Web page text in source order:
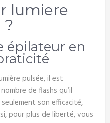
lumiere
épilateur en
pulsée, il est
de flashs qu’il
son efficacité,
pour plus de liberté, vous